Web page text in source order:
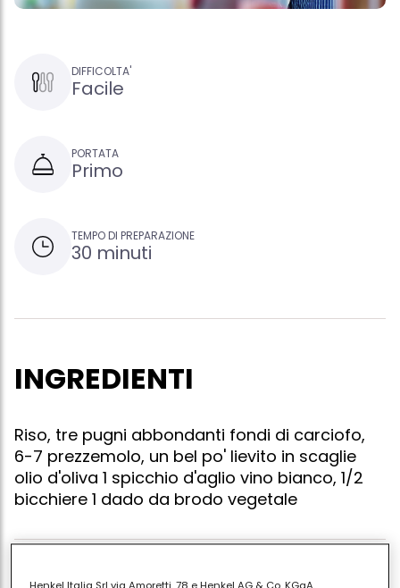
DIFFICOLTA'
Facile
PORTATA
Primo
TEMPO DI PREPARAZIONE
30 minuti
INGREDIENTI
Riso, tre pugni abbondanti fondi di carciofo,
6-7 prezzemolo, un bel po' lievito in scaglie
olio d'oliva 1 spicchio d'aglio vino bianco, 1/2
bicchiere 1 dado da brodo vegetale
Fate rosolare in un paio di cucchiai d'olio uno